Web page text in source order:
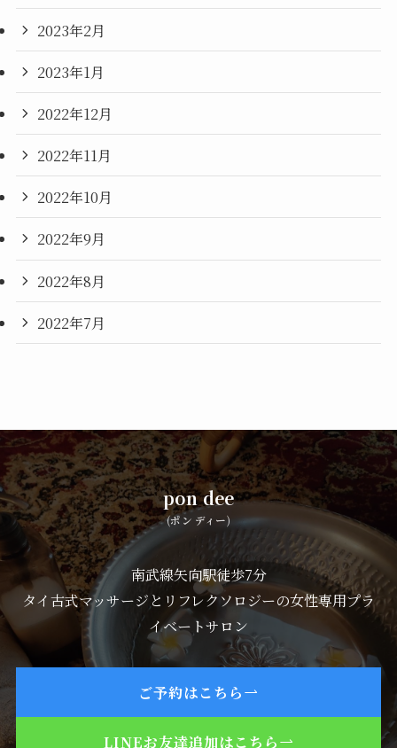
2023年2月
2023年1月
2022年12月
2022年11月
2022年10月
2022年9月
2022年8月
2022年7月
pon dee
(ポン ディー)
南武線矢向駅徒歩7分
タイ古式マッサージとリフレクソロジーの女性専用プラ
イベートサロン
ご予約はこちら
LINEお友達追加はこちら